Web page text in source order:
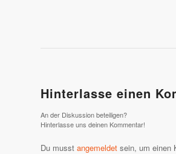
Hinterlasse einen
An der Diskussion beteiligen?
Hinterlasse uns deinen Kommentar!
Du musst angemeldet sein, um einen